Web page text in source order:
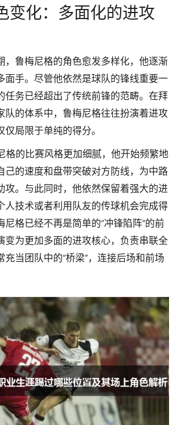
变化：多面化的进攻
，鲁梅尼格的角色愈发多样化，他逐渐
面手。尽管他依然是球队的锋线重要一
任务已经超出了传统前锋的范畴。在拜
队的体系中，鲁梅尼格往往扮演着进攻
局限于单纯的得分。
格的比赛风格更加细腻，他开始频繁地
己的速度和盘带突破对方防线，为中路
攻。与此同时，他依然保留着强大的进
人技术或者利用队友的传球机会完成得
格已经不再是简单的“冲锋陷阵”的前
变为更加多面的进攻核心，负责串联全
当团队中的“桥梁”，连接后场和前场